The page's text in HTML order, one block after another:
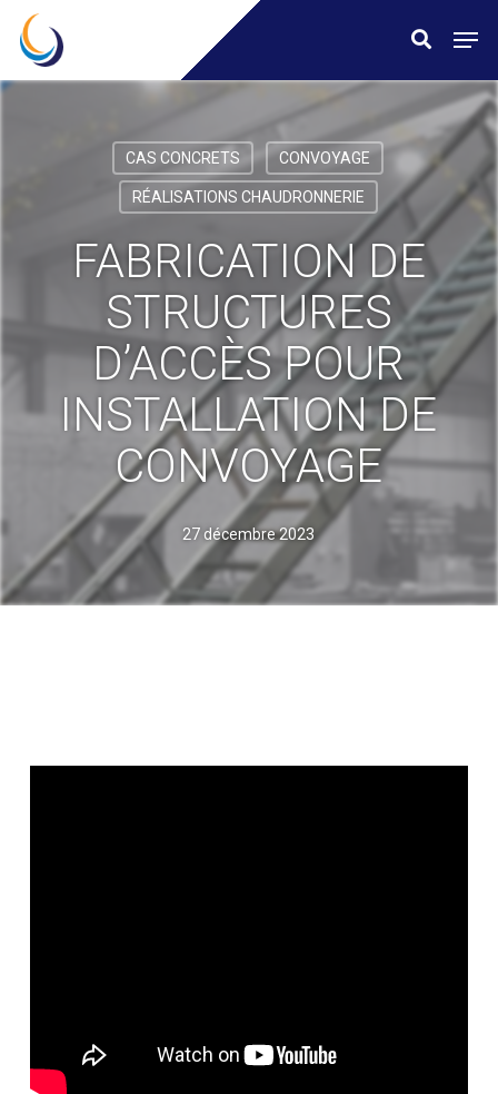
Skip
main
search
CAS CONCRETS CONVOYAGE
RÉALISATIONS CHAUDRONNERIE
FABRICATION DE
STRUCTURES
D’ACCÈS POUR
INSTALLATION DE
CONVOYAGE
27 décembre 2023